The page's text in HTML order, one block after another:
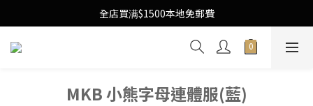
Free Local Shipping Upon $1500 purchase
全店買满$1500本地免郵費
Free Local Shipping Upon $1500 purchase
MKB 小熊字母連體服(藍)